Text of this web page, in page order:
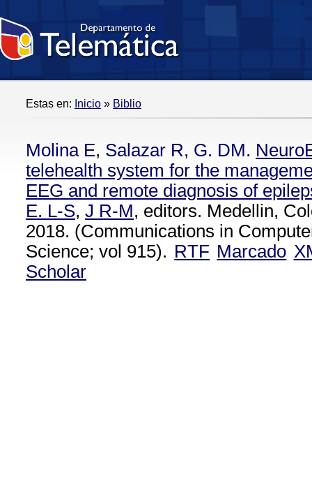
Estas en: Inicio » Biblio
Molina E, Salazar R, G. DM.
telehealth system for the
EEG and remote diagnosis of
E. L-S, J R-M, editors. Medellin,
2018. (Communications in
Science; vol 915). RTF Marcado
Scholar